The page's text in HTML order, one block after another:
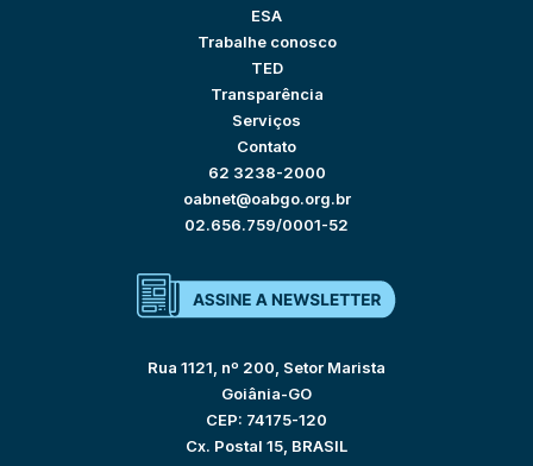
ESA
Trabalhe conosco
TED
Transparência
Serviços
Contato
62 3238-2000
oabnet@oabgo.org.br
02.656.759/0001-52
Rua 1121, nº 200, Setor Marista
Goiânia-GO
CEP: 74175-120
Cx. Postal 15, BRASIL